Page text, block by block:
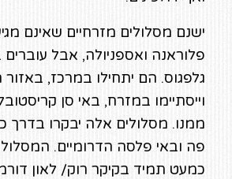
ישנם מסלולים מזרחיים שאינם
פלוראנה ואספניולה, אבל עוברים
גלפגוס. הם יתחילו במרכז,
וייסתיימו במזרח, באי סן
ממנו. מסלולים אלה יבקרו בדרך
פה ובאי פלסה הדרומיים.
כמעט תמיד בקיקר רוק/ לאון